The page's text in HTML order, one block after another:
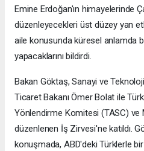
Emine Erdoğan'ın himayelerinde
düzenleyecekleri üst düzey yan
aile konusunda küresel anlamda
yapacaklarını bildirdi.
Bakan Göktaş, Sanayi ve
Ticaret Bakanı Ömer Bolat ile
Yönlendirme Komitesi (TASC) ve
düzenlenen İş Zirvesi'ne katıldı.
konuşmada, ABD'deki Türklerle